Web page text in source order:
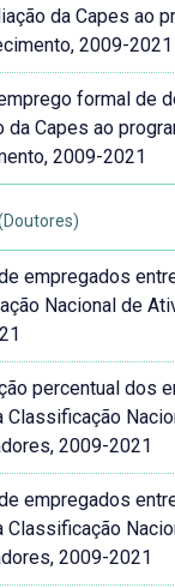
da Capes ao
2009-2021
formal de
da Capes ao
2009-2021
empregados
Nacional de
percentual dos
Classificação
2009-2021
empregados
Classificação
2009-2021